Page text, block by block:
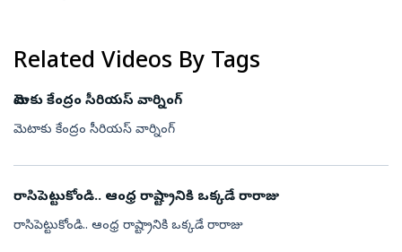
Related Videos By Tags
మెటాకు కేంద్రం సీరియస్ వార్నింగ్
మెటాకు కేంద్రం సీరియస్ వార్నింగ్
రాసిపెట్టుకోండి.. ఆంధ్ర రాష్ట్రానికి ఒక్కడే రారాజు
రాసిపెట్టుకోండి.. ఆంధ్ర రాష్ట్రానికి ఒక్కడే రారాజు